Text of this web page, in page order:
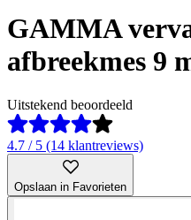
GAMMA
afbreekmes 9
Uitstekend beoordeeld
4.7 / 5 (14 klantreviews)
Opslaan in Favorieten